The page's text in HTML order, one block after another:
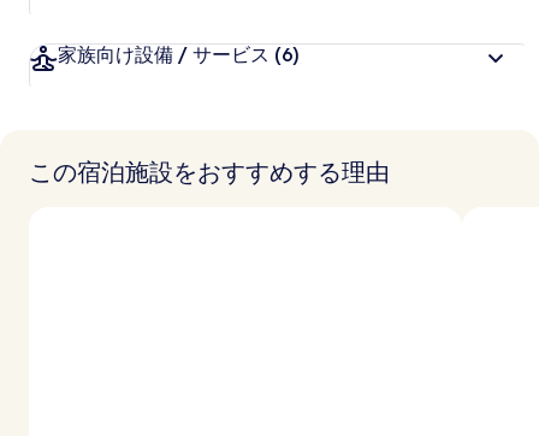
家族向け設備 / サービス (6)
この宿泊施設をおすすめする理由